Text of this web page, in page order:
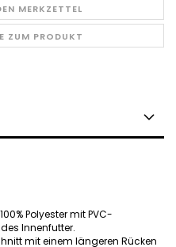
MERKZETTEL
ZUM PRODUKT
Polyester mit PVC-
Innenfutter.
mit einem längeren Rücken